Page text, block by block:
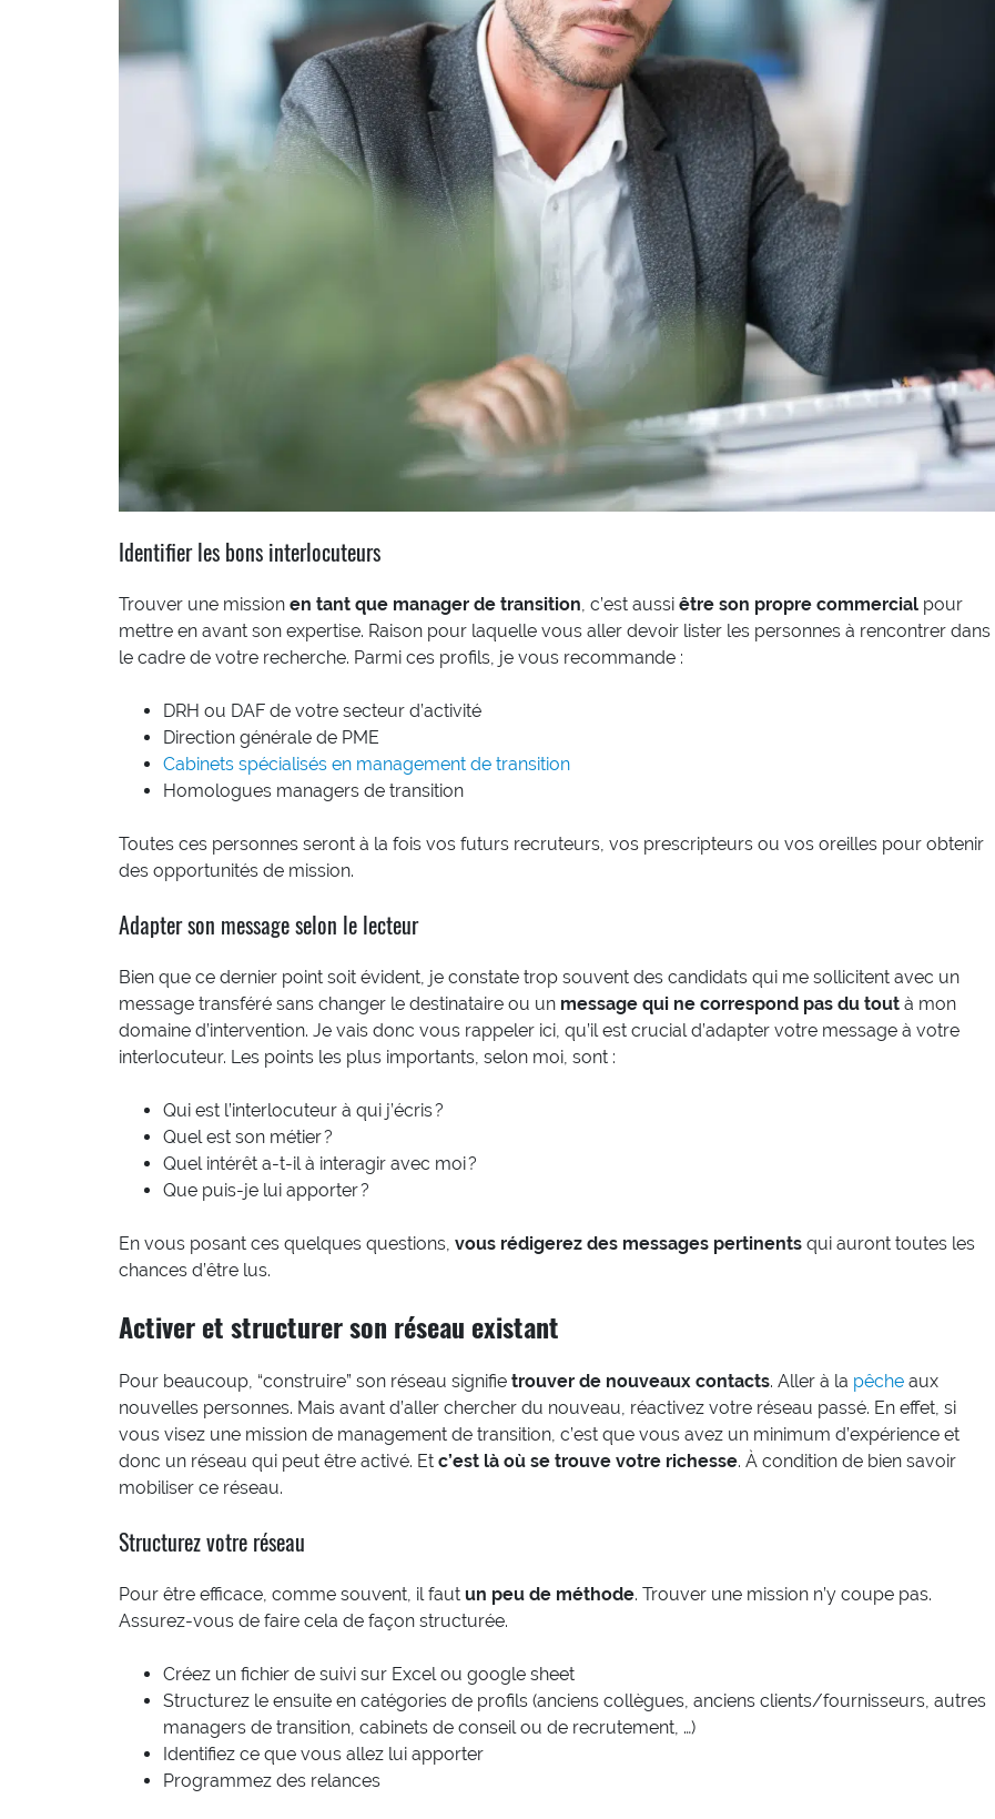
Identifier les bons interlocuteurs
Trouver une mission en tant que manager de transition, c’est aussi être son propre commercial pour
mettre en avant son expertise. Raison pour laquelle vous aller devoir lister les personnes à rencontrer dans
le cadre de votre recherche. Parmi ces profils, je vous recommande :
DRH ou DAF de votre secteur d’activité
Direction générale de PME
Cabinets spécialisés en management de transition
Homologues managers de transition
Toutes ces personnes seront à la fois vos futurs recruteurs, vos prescripteurs ou vos oreilles pour obtenir
des opportunités de mission.
Adapter son message selon le lecteur
Bien que ce dernier point soit évident, je constate trop souvent des candidats qui me sollicitent avec un
message transféré sans changer le destinataire ou un message qui ne correspond pas du tout à mon
domaine d’intervention. Je vais donc vous rappeler ici, qu’il est crucial d’adapter votre message à votre
interlocuteur. Les points les plus importants, selon moi, sont :
Qui est l’interlocuteur à qui j’écris ?
Quel est son métier ?
Quel intérêt a-t-il à interagir avec moi ?
Que puis-je lui apporter ?
En vous posant ces quelques questions, vous rédigerez des messages pertinents qui auront toutes les
chances d’être lus.
Activer et structurer son réseau existant
Pour beaucoup, “construire” son réseau signifie trouver de nouveaux contacts. Aller à la pêche aux
nouvelles personnes. Mais avant d’aller chercher du nouveau, réactivez votre réseau passé. En effet, si
vous visez une mission de management de transition, c’est que vous avez un minimum d’expérience et
donc un réseau qui peut être activé. Et c’est là où se trouve votre richesse. À condition de bien savoir
mobiliser ce réseau.
Structurez votre réseau
Pour être efficace, comme souvent, il faut un peu de méthode. Trouver une mission n’y coupe pas.
Assurez-vous de faire cela de façon structurée.
Créez un fichier de suivi sur Excel ou google sheet
Structurez le ensuite en catégories de profils (anciens collègues, anciens clients/fournisseurs, autres
managers de transition, cabinets de conseil ou de recrutement, …)
Identifiez ce que vous allez lui apporter
Programmez des relances